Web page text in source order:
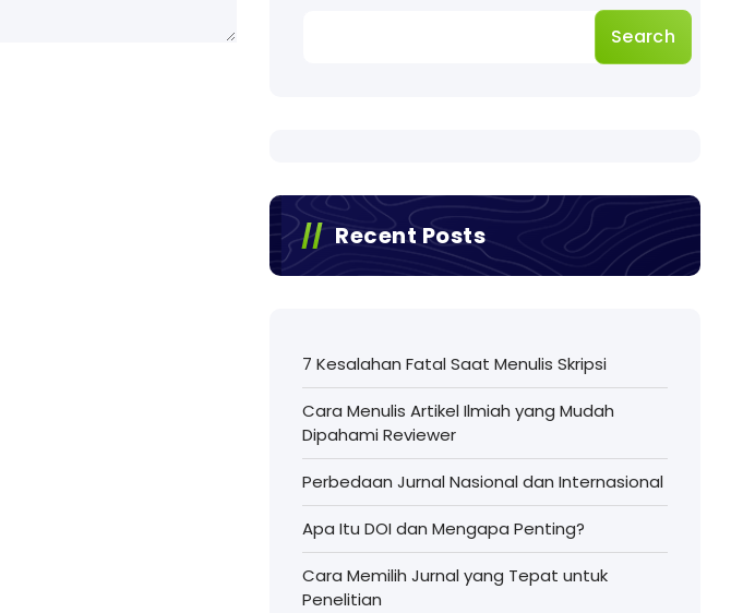
Search
Recent Posts
7 Kesalahan Fatal Saat Menulis Skripsi
Cara Menulis Artikel Ilmiah yang Mudah
Dipahami Reviewer
Perbedaan Jurnal Nasional dan Internasional
Apa Itu DOI dan Mengapa Penting?
Cara Memilih Jurnal yang Tepat untuk
Penelitian